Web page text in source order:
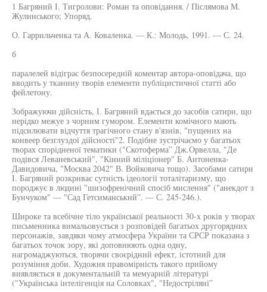
1 Багряний І. Тигролови: Роман та оповідання. / Післямова М.
Жулинського; Упоряд.
О. Гаррильченка та А. Коваленка. — К.: Молодь, 1991. — С. 24.
б
паралелей відіграє безпосередній коментар автора-оповідача, що
вводить у тканину творів елементи публіцистичної статті або
фейлетону.
Зображуючи дійсність, І. Багряний вдається до засобів сатири, що
нерідко межуе з чорним гумором. Елементи комічного мають
підсилювати відчуття трагічного стану в'язнів, "пущених на
конвеер безглуздої дійсності"2. Подібне зустрічаємо у багатьох
творах спорідненої тематики ("Скотоферма” Дж.Орвелла, "Де
подівся Леваневський", "Кінний міліціонер" Б. Антоненка-
Давидовича, "Москва 2042" В. Войковича тощо). Засобами сатири
І. Багряний розкриває сутність ідеології тоталітаризму, що
породжує в людині "шизофренічний спосіб мислення" ("анекдот з
Бунчуком" — "Сад Гетсиманськнй”. — С. 245-246.).
Широке та всебічне тіло української реальності 30-х років у творах
письменника вимальовується з розповідей багатьох другорядних
персонажів, завдяки чому атмосфера України та СРСР показана з
багатьох точок зору, які доповнюють одна одну,
нагромаджуються, творячи своєрідний ефект, істотний для
розуміння доби. Художня правомірність такого прийому
виявляється в документальній та мемуарній літературі
("Українська інтелігенція на Соловках", "Недостріляні”